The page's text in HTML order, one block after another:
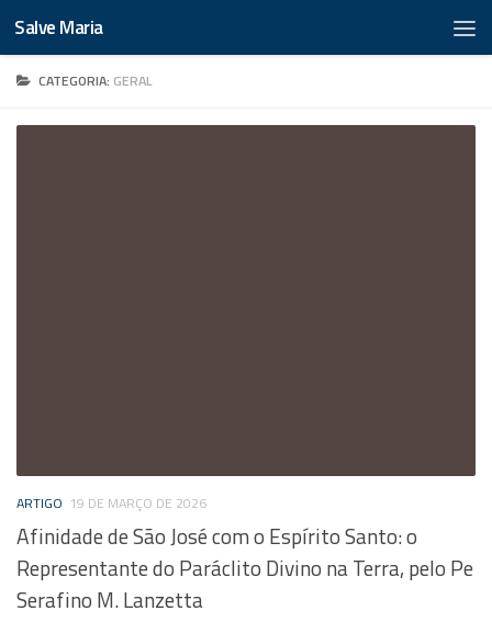
Salve Maria
CATEGORIA: GERAL
ARTIGO 19 DE MARÇO DE 2026
Afinidade de São José com o Espírito Santo: o
Representante do Paráclito Divino na Terra, pelo Pe
Serafino M. Lanzetta